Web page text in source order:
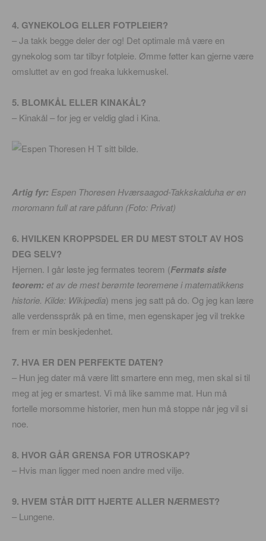
4. GYNEKOLOG ELLER FOTPLEIER?
– Ja takk begge deler der og! Det optimale må være en
gynekolog som tar tilbyr fotpleie. Ømme føtter kan gjerne være
omsluttet av en god freaka lukkemuskel.
5. BLOMKÅL ELLER KINAKÅL?
– Kinakål – for jeg er veldig glad i Kina.
Artig fyr: Espen Thoresen Hværsaagod-Takkskalduha er en
moromann full at rare påfunn (Foto: Privat)
6. HVILKEN KROPPSDEL ER DU MEST STOLT AV HOS
DEG SELV?
Hjernen. I går løste jeg fermates teorem (Fermats siste
teorem: et av de mest berømte teoremene i matematikkens
historie. Kilde: Wikipedia) mens jeg satt på do. Og jeg kan lære
alle verdensspråk på en time, men egenskaper jeg vil trekke
frem er min beskjedenhet.
7. HVA ER DEN PERFEKTE DATEN?
– Hun jeg dater må være litt smartere enn meg, men skal si til
meg at jeg er smartest. Vi må like samme mat. Hun må
fortelle morsomme historier, men hun må stoppe når jeg vil si
noe.
8. HVOR GÅR GRENSA FOR UTROSKAP?
– Hvis man ligger med noen andre med vilje.
9. HVEM STÅR DITT HJERTE ALLER NÆRMEST?
– Lungene.